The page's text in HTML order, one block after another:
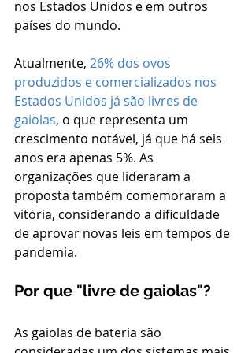
nos Estados Unidos e em outros
países do mundo.
Atualmente, 26% dos ovos
produzidos e comercializados nos
Estados Unidos já são livres de
gaiolas, o que representa um
crescimento notável, já que há seis
anos era apenas 5%. As
organizações que lideraram a
proposta também comemoraram a
vitória, considerando a dificuldade
de aprovar novas leis em tempos de
pandemia.
Por que "livre de gaiolas"?
As gaiolas de bateria são